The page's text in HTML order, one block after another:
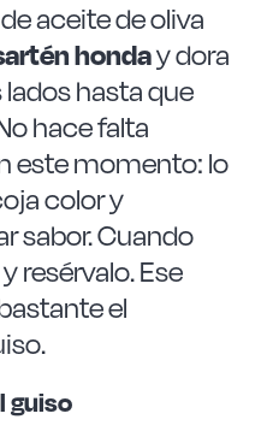
aceite de oliva
honday dora
hasta que
hace falta
este momento: lo
color y
sabor. Cuando
resérvalo. Ese
el
guiso